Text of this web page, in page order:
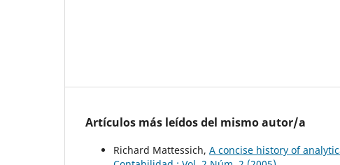
Artículos más leídos del mismo autor/a
Richard Mattessich, A concise history of